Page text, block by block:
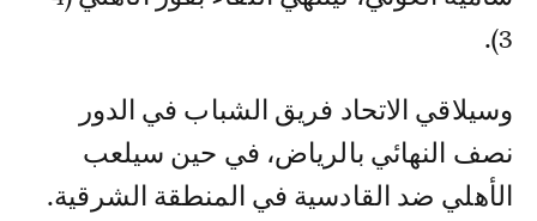
3).
وسيلاقي الاتحاد فريق الشباب في الدور
نصف النهائي بالرياض، في حين سيلعب
الأهلي ضد القادسية في المنطقة الشرقية.